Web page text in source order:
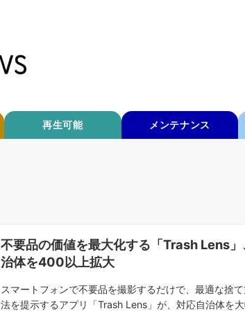
再生可能 メンテナンス
不要品の価値を最大化する「Trash Lens」
治体を400以上拡大
スマートフォンで不要品を撮影するだけで、最適な捨
法を提示するアプリ「Trash Lens」が、対応自治体を